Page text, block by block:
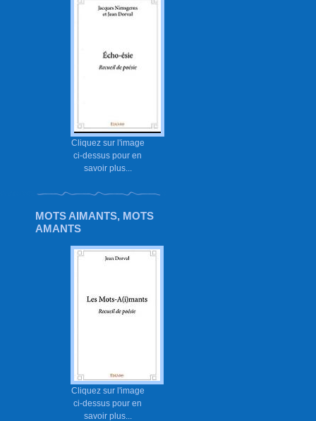
Cliquez sur l'image
ci-dessus pour en
savoir plus...
MOTS AIMANTS, MOTS
AMANTS
Cliquez sur l'image
ci-dessus pour en
savoir plus...